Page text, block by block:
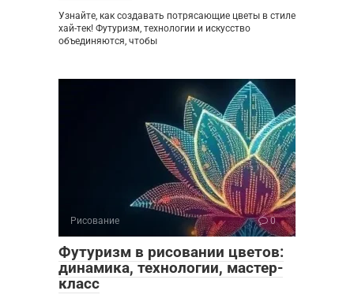
Узнайте, как создавать потрясающие цветы в стиле
хай-тек! Футуризм, технологии и искусство
объединяются, чтобы
Рисование 0
Футуризм в рисовании цветов:
динамика, технологии, мастер-
класс